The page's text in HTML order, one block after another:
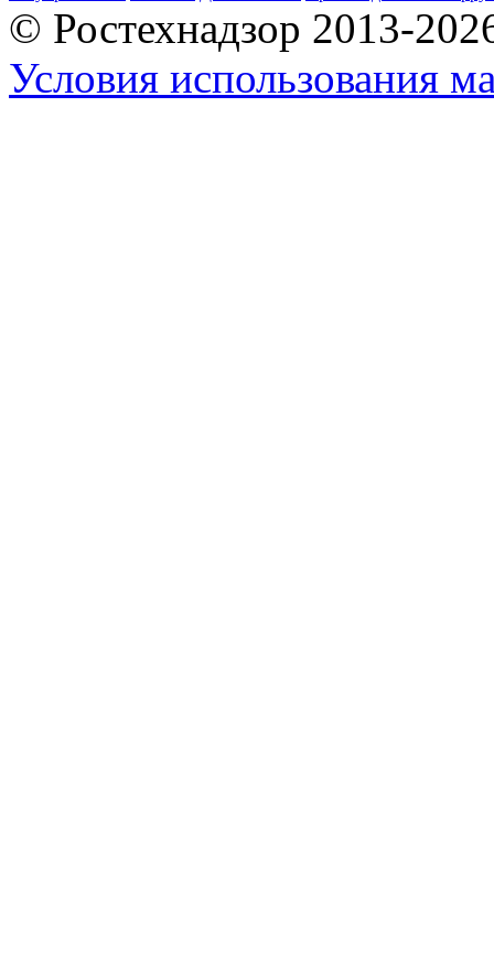
© Ростехнадзор 2013-
Условия использования